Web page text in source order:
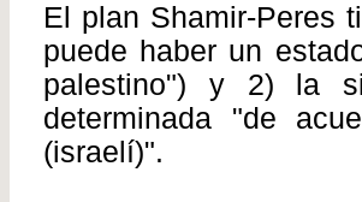
El plan Shamir-Peres
puede haber un
palestino") y 2) la
determinada "de
(israelí)".